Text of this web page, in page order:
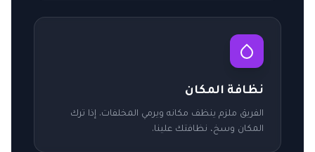
نظافة المكان
الفريق ملزم ينظف مكانه ويرمي المخلفات. إذا ترك
المكان وسخ، نظافتك علينا.